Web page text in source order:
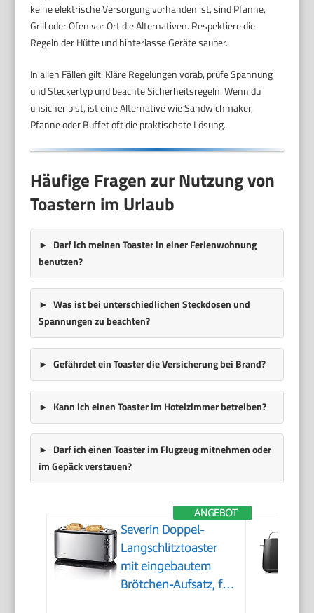
keine elektrische Versorgung vorhanden ist, sind Pfanne,
Grill oder Ofen vor Ort die Alternativen. Respektiere die
Regeln der Hütte und hinterlasse Geräte sauber.
In allen Fällen gilt: Kläre Regelungen vorab, prüfe Spannung
und Steckertyp und beachte Sicherheitsregeln. Wenn du
unsicher bist, ist eine Alternative wie Sandwichmaker,
Pfanne oder Buffet oft die praktischste Lösung.
Häufige Fragen zur Nutzung von
Toastern im Urlaub
Darf ich meinen Toaster in einer Ferienwohnung
benutzen?
Was ist bei unterschiedlichen Steckdosen und
Spannungen zu beachten?
Gefährdet ein Toaster die Versicherung bei Brand?
Kann ich einen Toaster im Hotelzimmer betreiben?
Darf ich einen Toaster im Flugzeug mitnehmen oder
im Gepäck verstauen?
ANGEBOT
Severin Doppel-
Langschlitztoaster
mit eingebautem
Brötchen-Aufsatz, für